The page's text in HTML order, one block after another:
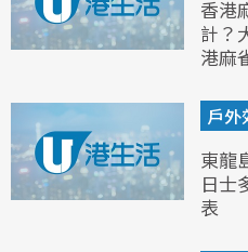
香港
計？
港麻
戶外
東龍
日士
表